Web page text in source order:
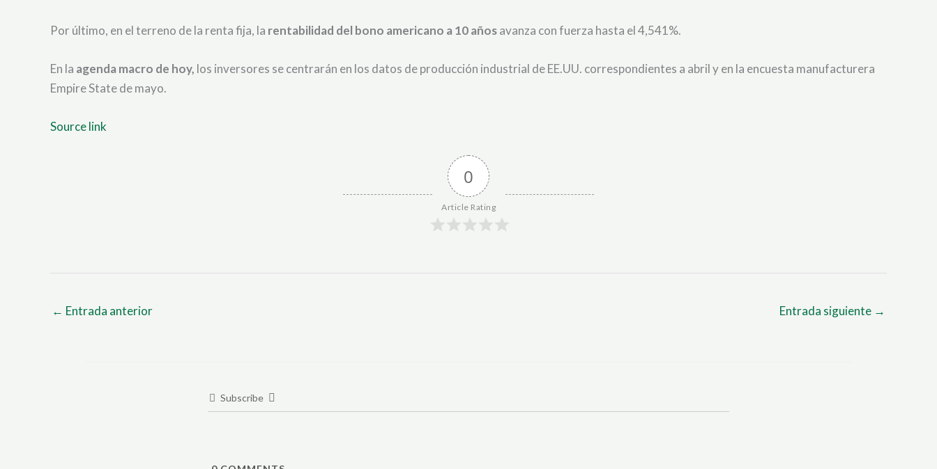
Por último, en el terreno de la renta fija, la rentabilidad del bono americano a 10 añosavanza con fuerza hasta el 4,541%.
En la agenda macro de hoy, los inversores se centrarán en los datos de producción industrial de EE.UU. correspondientes a abril y en la encuesta manufacturera
Empire State de mayo.
Source link
0
Article Rating
← Entrada anterior Entrada siguiente →
Subscribe